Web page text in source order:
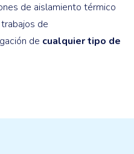
de aislamiento térmico
de
de cualquier tipo de